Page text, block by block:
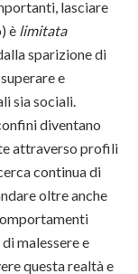
lasciare
è limitata
sparizione di
e
sia sociali.
diventano
attraverso profili
continua di
oltre anche
malessere e
questa realtà e